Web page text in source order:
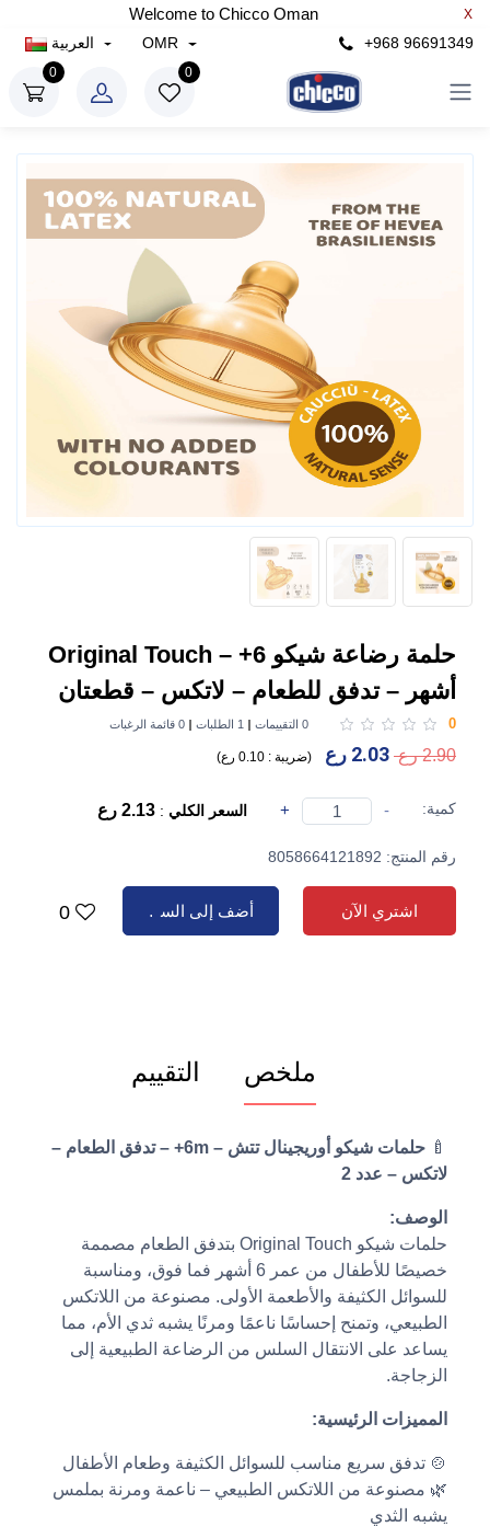
Welcome to Chicco Oman X
+968 96691349
OMR
0
0
حلمة رضاعة شيكو Original Touch – +6
أشهر – تدفق للطعام – لاتكس – قطعتان
0 0 التقييمات 1 الطلبات 0 قائمة الرغبات
2.90 رع 2.03 رع (ضريبة : 0.10 رع )
كمية: -
+ السعر الكلي : 2.13 رع
رقم المنتج: 8058664121892
اشتري الآن أضف إلى السلة 0
ملخص التقييم
🍼
حلمات شيكو أوريجينال تتش – 6m+ – تدفق الطعام –
لاتكس – عدد 2
الوصف:
حلمات شيكو Original Touch بتدفق الطعام مصممة
خصيصًا للأطفال من عمر 6 أشهر فما فوق، ومناسبة
للسوائل الكثيفة والأطعمة الأولى. مصنوعة من اللاتكس
الطبيعي، وتمنح إحساسًا ناعمًا ومرنًا يشبه ثدي الأم، مما
يساعد على الانتقال السلس من الرضاعة الطبيعية إلى
الزجاجة.
المميزات الرئيسية:
🍲 تدفق سريع مناسب للسوائل الكثيفة وطعام الأطفال
🌿 مصنوعة من اللاتكس الطبيعي – ناعمة ومرنة بملمس
يشبه الثدي